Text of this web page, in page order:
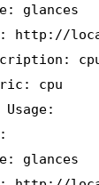
glances
http://
cpu
Usage:
glances